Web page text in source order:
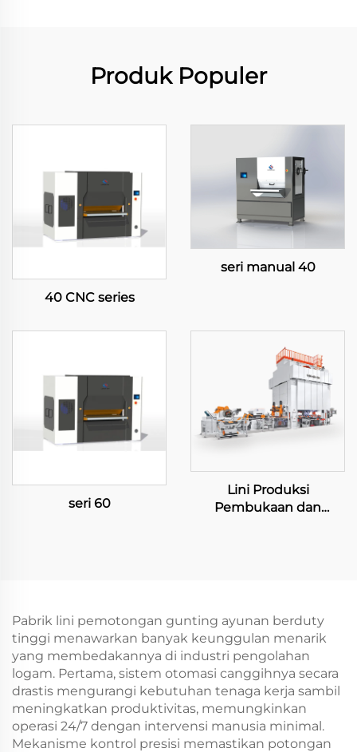
Produk Populer
40 CNC series
seri manual 40
seri 60
Lini Produksi
Pembukaan dan
Pabrik lini pemotongan gunting ayunan berduty
tinggi menawarkan banyak keunggulan menarik
yang membedakannya di industri pengolahan
logam. Pertama, sistem otomasi canggihnya secara
drastis mengurangi kebutuhan tenaga kerja sambil
meningkatkan produktivitas, memungkinkan
operasi 24/7 dengan intervensi manusia minimal.
Mekanisme kontrol presisi memastikan potongan